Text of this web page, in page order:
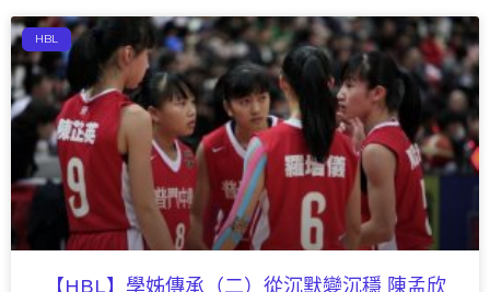
HBL
【HBL】學姊傳承（二）從沉默變沉穩 陳孟欣